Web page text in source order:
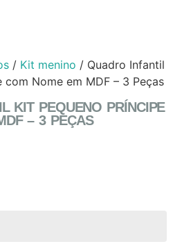
/ Kit menino / Quadro Infantil
com Nome em MDF – 3 Peças
KIT PEQUENO PRÍNCIPE
– 3 PEÇAS